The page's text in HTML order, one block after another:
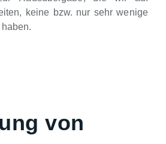
keine bzw. nur sehr wenige
von